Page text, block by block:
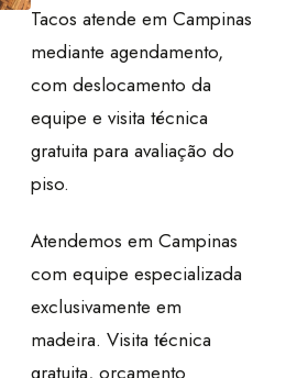
Tacos atende em Campinas
mediante agendamento,
com deslocamento da
equipe e visita técnica
gratuita para avaliação do
piso.
Atendemos em Campinas
com equipe especializada
exclusivamente em
madeira. Visita técnica
gratuita, orçamento